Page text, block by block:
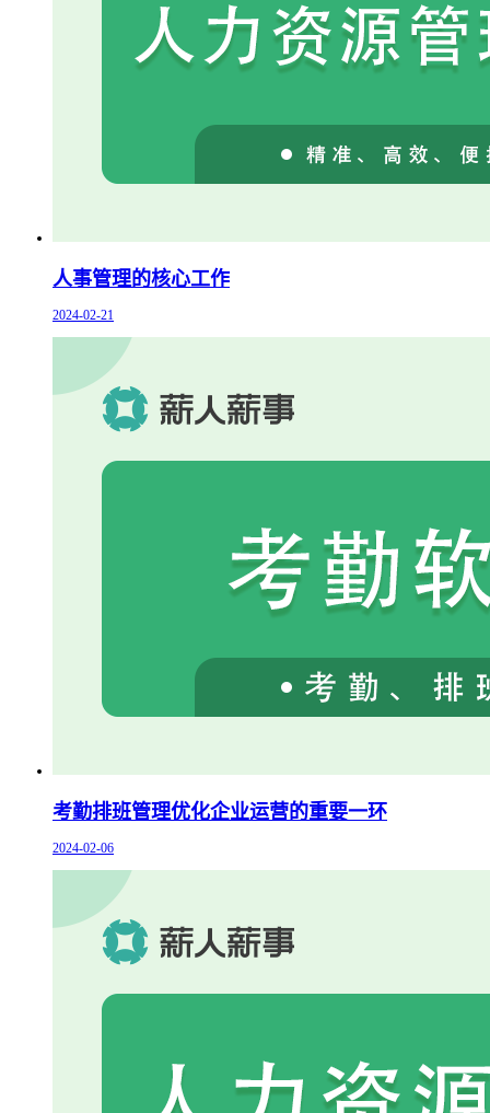
人事管理的核心工作
2024-02-21
考勤排班管理优化企业运营的重要一环
2024-02-06